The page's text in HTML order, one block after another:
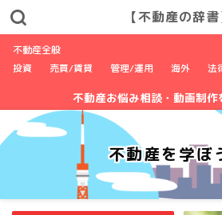
【不動産の辞書
不動産全般
投資
売買/賃貸 管理/運用 海外 法
不動産お悩み相談・動画制作
不動産を学ぼ